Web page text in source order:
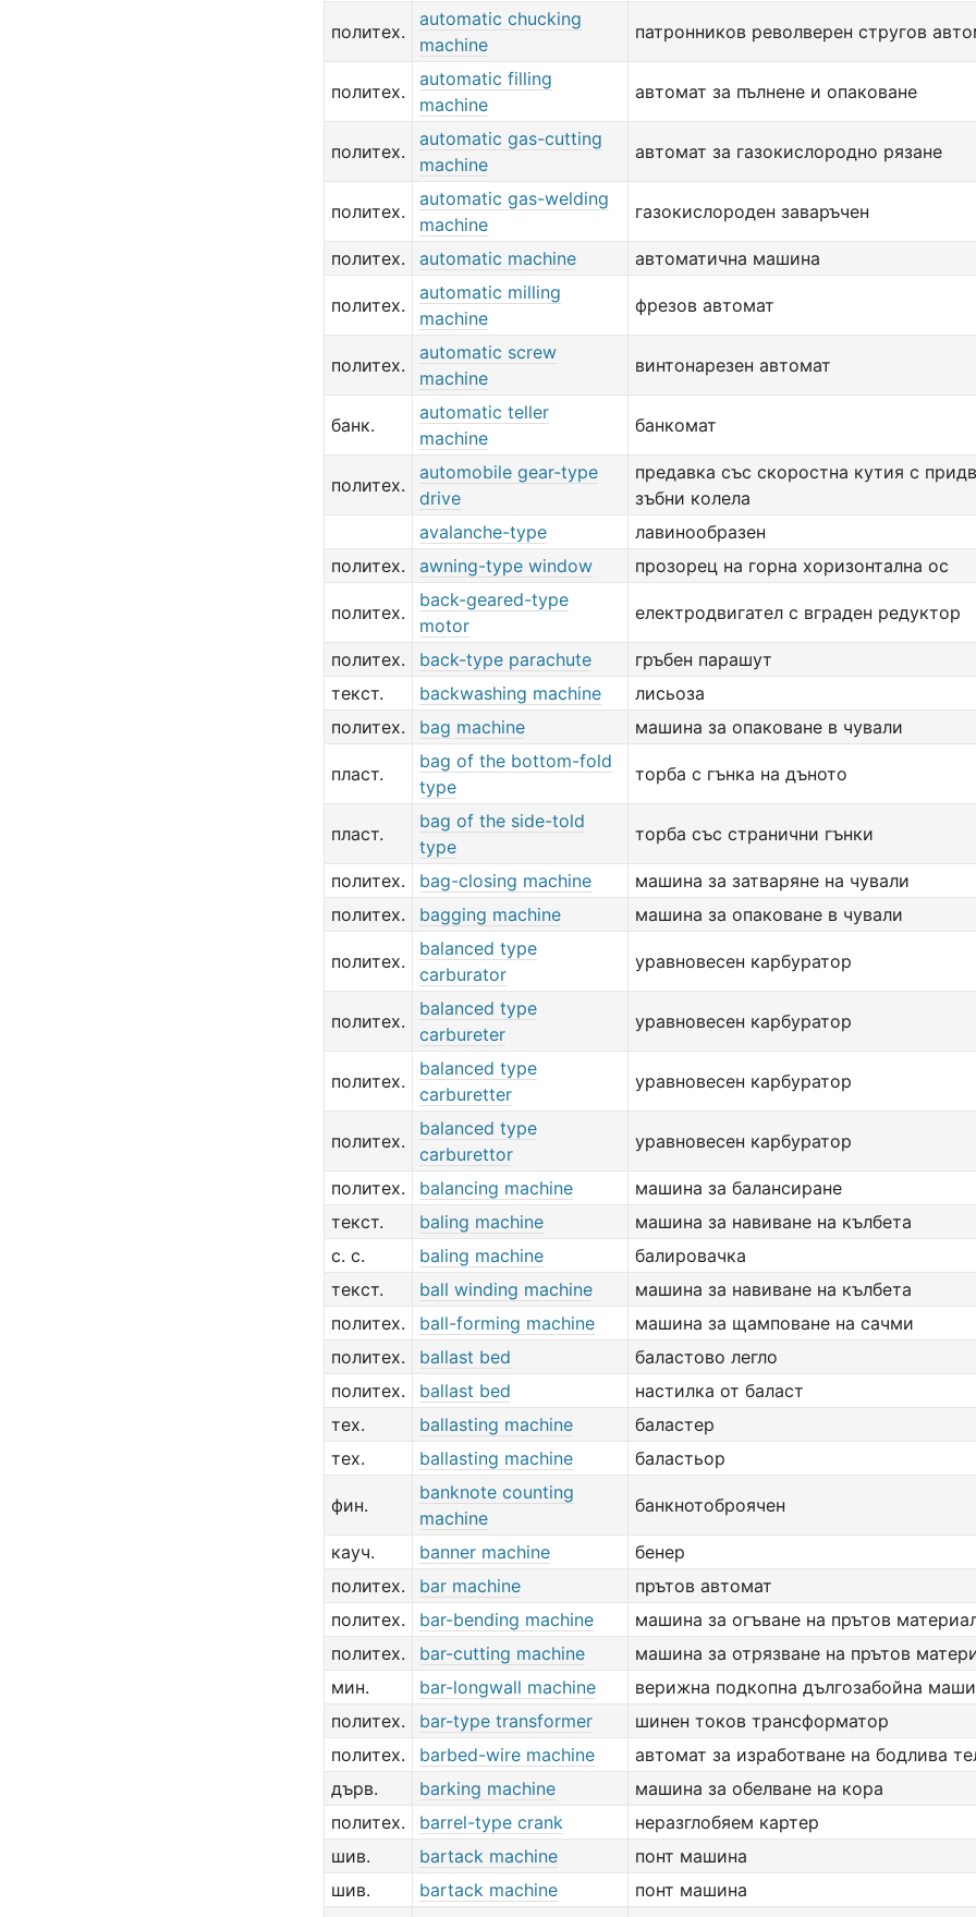
политех.
automatic chucking
machine
патронников револверен стругов
политех.
automatic filling
machine
автомат за пълнене и опаковане
политех.
automatic gas-cutting
machine
автомат за газокислородно рязане
политех.
automatic gas-welding
machine
газокислороден заваръчен
политех. automatic machine автоматична машина
политех.
automatic milling
machine
фрезов автомат
политех.
automatic screw
machine
винтонарезен автомат
банк.
automatic teller
machine
банкомат
политех.
automobile gear-type
drive
предавка със скоростна кутия с
зъбни колела
avalanche-type
лавинообразен
политех.
awning-type window прозорец на горна хоризонтална ос
политех.
back-geared-type
motor
електродвигател с вграден редуктор
политех. back-type parachute
гръбен парашут
текст.
backwashing machine
лисьоза
политех.
bag machine машина за опаковане в чували
пласт.
bag of the bottom-fold
type
торба с гънка на дъното
пласт.
bag of the side-told
type
торба със странични гънки
политех. bag-closing machine
машина за затваряне на чували
политех.
bagging machine машина за опаковане в чували
политех.
balanced type
carburator
уравновесен карбуратор
политех.
balanced type
carbureter
уравновесен карбуратор
политех.
balanced type
carburetter
уравновесен карбуратор
политех.
balanced type
carburettor
уравновесен карбуратор
политех. balancing machine
машина за балансиране
текст.
baling machine
машина за навиване на кълбета
с. с.
baling machine
балировачка
текст.
ball winding machine
машина за навиване на кълбета
политех.
ball-forming machine
машина за щамповане на сачми
политех.
ballast bed
баластово легло
политех.
ballast bed
настилка от баласт
тех.
ballasting machine
баластер
тех.
ballasting machine баластьор
фин.
banknote counting
machine
банкнотоброячен
кауч. banner machine
бенер
политех.
bar machine
прътов автомат
политех.
bar-bending machine
машина за огъване на прътов
политех.
bar-cutting machine
машина за отрязване на прътов
мин.
bar-longwall machine
верижна подкопна дългозабойна
политех.
bar-type transformer
шинен токов трансформатор
политех.
barbed-wire machine
автомат за изработване на бодлива
дърв.
barking machine
машина за обелване на кора
политех.
barrel-type crank
неразглобяем картер
шив.
bartack machine
понт машина
шив.
bartack machine
понт машина